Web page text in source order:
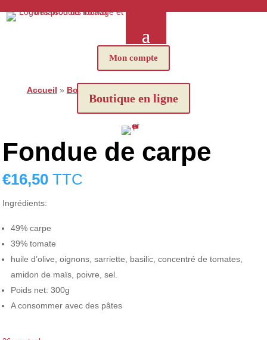
Mon compte
Boutique en ligne
Accueil » Boutique
Fondue de carpe
€16,50 TTC
Ingrédients:
49% carpe
39% tomate
huile d’olive, oignons, sarriette, basilic, concentré de tomates,
amidon de maïs, poivre, sel.
Poids net: 300g
A consommer avec des pâtes